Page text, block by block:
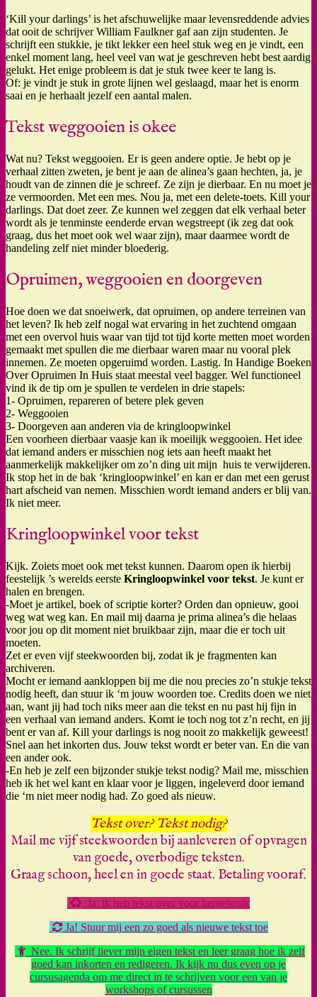
‘Kill your darlings’ is het afschuwelijke maar levensreddende advies
dat ooit de schrijver William Faulkner gaf aan zijn studenten. Je
schrijft een stukkie, je tikt lekker een heel stuk weg en je vindt, een
enkel moment lang, heel veel van wat je geschreven hebt best aardig
gelukt. Het enige probleem is dat je stuk twee keer te lang is.
Of: je vindt je stuk in grote lijnen wel geslaagd, maar het is enorm
saai en je herhaalt jezelf een aantal malen.
Tekst weggooien is okee
Wat nu? Tekst weggooien. Er is geen andere optie. Je hebt op je
verhaal zitten zweten, je bent je aan de alinea’s gaan hechten, ja, je
houdt van de zinnen die je schreef. Ze zijn je dierbaar. En nu moet je
ze vermoorden. Met een mes. Nou ja, met een delete-toets. Kill your
darlings. Dat doet zeer. Ze kunnen wel zeggen dat elk verhaal beter
wordt als je tenminste eenderde ervan wegstreept (ik zeg dat ook
graag, dus het moet ook wel waar zijn), maar daarmee wordt de
handeling zelf niet minder bloederig.
Opruimen, weggooien en doorgeven
Hoe doen we dat snoeiwerk, dat opruimen, op andere terreinen van
het leven? Ik heb zelf nogal wat ervaring in het zuchtend omgaan
met een overvol huis waar van tijd tot tijd korte metten moet worden
gemaakt met spullen die me dierbaar waren maar nu vooral plek
innemen. Ze moeten opgeruimd worden. Lastig. In Handige Boeken
Over Opruimen In Huis staat meestal veel bagger. Wel functioneel
vind ik de tip om je spullen te verdelen in drie stapels:
1- Opruimen, repareren of betere plek geven
2- Weggooien
3- Doorgeven aan anderen via de kringloopwinkel
Een voorheen dierbaar vaasje kan ik moeilijk weggooien. Het idee
dat iemand anders er misschien nog iets aan heeft maakt het
aanmerkelijk makkelijker om zo’n ding uit mijn huis te verwijderen.
Ik stop het in de bak ‘kringloopwinkel’ en kan er dan met een gerust
hart afscheid van nemen. Misschien wordt iemand anders er blij van.
Ik niet meer.
Kringloopwinkel voor tekst
Kijk. Zoiets moet ook met tekst kunnen. Daarom open ik hierbij
feestelijk ’s werelds eerste Kringloopwinkel voor tekst. Je kunt er
halen en brengen.
-Moet je artikel, boek of scriptie korter? Orden dan opnieuw, gooi
weg wat weg kan. En mail mij daarna je prima alinea’s die helaas
voor jou op dit moment niet bruikbaar zijn, maar die er toch uit
moeten.
Zet er even vijf steekwoorden bij, zodat ik je fragmenten kan
archiveren.
Mocht er iemand aankloppen bij me die nou precies zo’n stukje tekst
nodig heeft, dan stuur ik ‘m jouw woorden toe. Credits doen we niet
aan, want jij had toch niks meer aan die tekst en nu past hij fijn in
een verhaal van iemand anders. Komt ie toch nog tot z’n recht, en jij
bent er van af. Kill your darlings is nog nooit zo makkelijk geweest!
Snel aan het inkorten dus. Jouw tekst wordt er beter van. En die van
een ander ook.
-En heb je zelf een bijzonder stukje tekst nodig? Mail me, misschien
heb ik het wel kant en klaar voor je liggen, ingeleverd door iemand
die ‘m niet meer nodig had. Zo goed als nieuw.
Tekst over? Tekst nodig?
Mail me vijf steekwoorden bij aanleveren of opvragen
van goede, overbodige teksten.
Graag schoon, heel en in goede staat. Betaling vooraf.
Ja, ik heb tekst over voor hergebruik
Ja! Stuur mij een zo goed als nieuwe tekst toe
Nee. Ik schrijf liever mijn eigen tekst en leer graag hoe ik zelf
goed kan inkorten en redigeren. Ik kijk nu dus even op je
cursusagenda om me direct in te schrijven voor een van je
workshops of cursussen